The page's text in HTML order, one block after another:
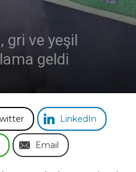
Odası
gri ve yeşil
geldi
LinkedIn
Email